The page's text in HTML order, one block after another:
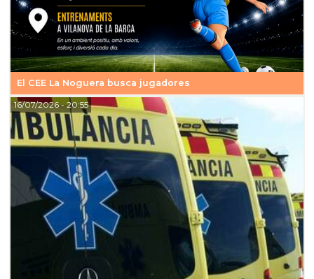
El CEE La Noguera busca jugadores
16/07/2026- 20:55